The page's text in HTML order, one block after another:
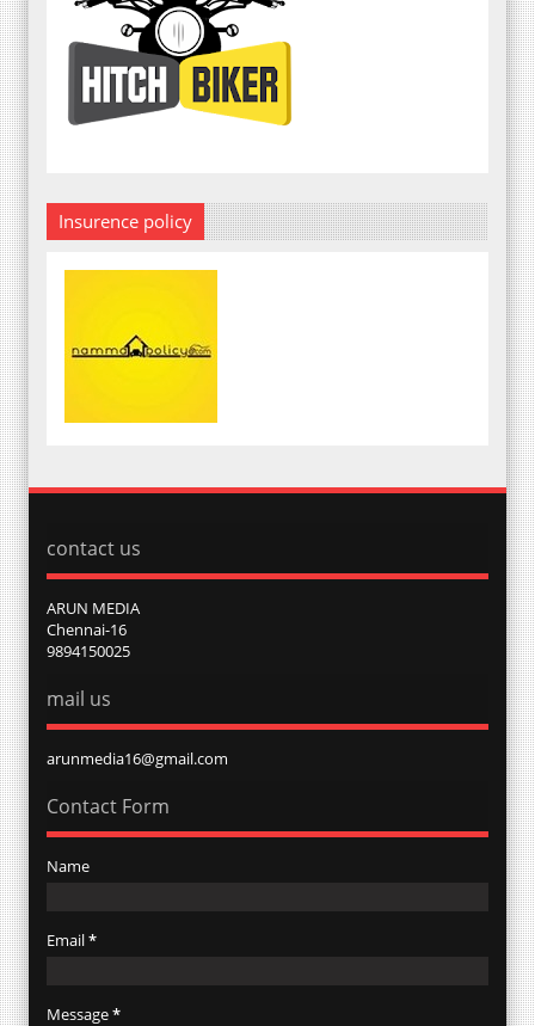
Insurence policy
contact us
ARUN MEDIA
Chennai-16
9894150025
mail us
arunmedia16@gmail.com
Contact Form
Name
Email*
Message*